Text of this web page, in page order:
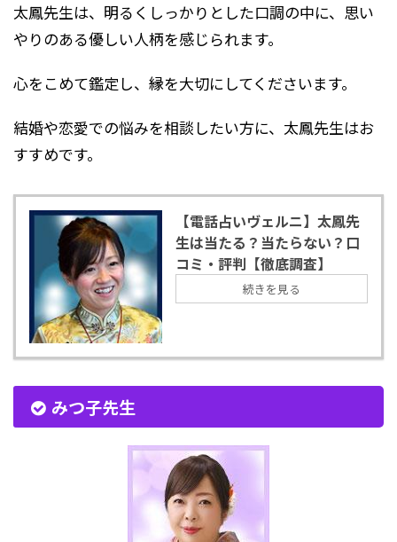
太鳳先生は、明るくしっかりとした口調の中に、思い
やりのある優しい人柄を感じられます。
心をこめて鑑定し、縁を大切にしてくださいます。
結婚や恋愛での悩みを相談したい方に、太鳳先生はお
すすめです。
【電話占いヴェルニ】太鳳先
生は当たる？当たらない？口
コミ・評判【徹底調査】
続きを見る
みつ子先生